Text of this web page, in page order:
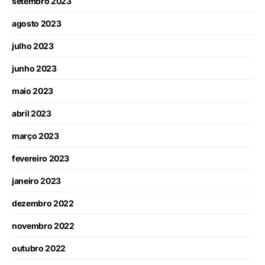
agosto 2023
julho 2023
junho 2023
maio 2023
abril 2023
março 2023
fevereiro 2023
janeiro 2023
dezembro 2022
novembro 2022
outubro 2022